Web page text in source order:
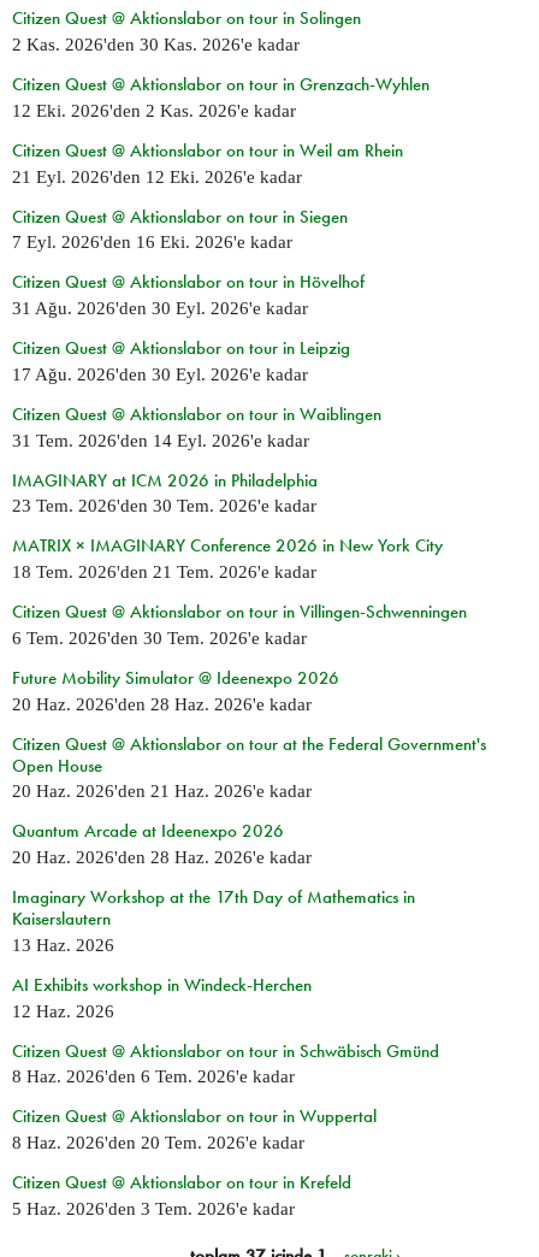
Citizen Quest @ Aktionslabor on tour in Solingen
2 Kas. 2026'den 30 Kas. 2026'e kadar
Citizen Quest @ Aktionslabor on tour in Grenzach-Wyhlen
12 Eki. 2026'den 2 Kas. 2026'e kadar
Citizen Quest @ Aktionslabor on tour in Weil am Rhein
21 Eyl. 2026'den 12 Eki. 2026'e kadar
Citizen Quest @ Aktionslabor on tour in Siegen
7 Eyl. 2026'den 16 Eki. 2026'e kadar
Citizen Quest @ Aktionslabor on tour in Hövelhof
31 Ağu. 2026'den 30 Eyl. 2026'e kadar
Citizen Quest @ Aktionslabor on tour in Leipzig
17 Ağu. 2026'den 30 Eyl. 2026'e kadar
Citizen Quest @ Aktionslabor on tour in Waiblingen
31 Tem. 2026'den 14 Eyl. 2026'e kadar
IMAGINARY at ICM 2026 in Philadelphia
23 Tem. 2026'den 30 Tem. 2026'e kadar
MATRIX × IMAGINARY Conference 2026 in New York City
18 Tem. 2026'den 21 Tem. 2026'e kadar
Citizen Quest @ Aktionslabor on tour in Villingen-Schwenningen
6 Tem. 2026'den 30 Tem. 2026'e kadar
Future Mobility Simulator @ Ideenexpo 2026
20 Haz. 2026'den 28 Haz. 2026'e kadar
Citizen Quest @ Aktionslabor on tour at the Federal Government's
Open House
20 Haz. 2026'den 21 Haz. 2026'e kadar
Quantum Arcade at Ideenexpo 2026
20 Haz. 2026'den 28 Haz. 2026'e kadar
Imaginary Workshop at the 17th Day of Mathematics in
Kaiserslautern
13 Haz. 2026
AI Exhibits workshop in Windeck-Herchen
12 Haz. 2026
Citizen Quest @ Aktionslabor on tour in Schwäbisch Gmünd
8 Haz. 2026'den 6 Tem. 2026'e kadar
Citizen Quest @ Aktionslabor on tour in Wuppertal
8 Haz. 2026'den 20 Tem. 2026'e kadar
Citizen Quest @ Aktionslabor on tour in Krefeld
5 Haz. 2026'den 3 Tem. 2026'e kadar